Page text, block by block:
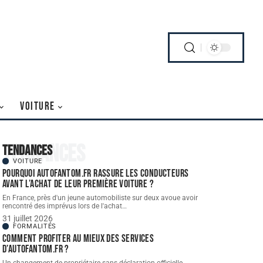
VOITURE
Tendances
Tendances
VOITURE
Pourquoi autofantom.fr rassure les conducteurs
avant l’achat de leur première voiture ?
En France, près d'un jeune automobiliste sur deux avoue avoir
rencontré des imprévus lors de l'achat…
31 juillet 2026
FORMALITÉS
Comment profiter au mieux des services
d’autofantom.fr ?